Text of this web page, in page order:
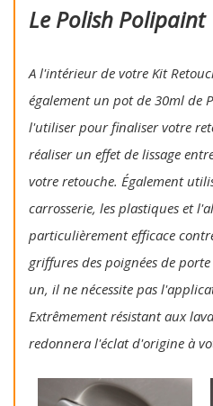
Le Polish Polipaint
A l'intérieur de votre Kit
également un pot de 30ml de
l'utiliser pour finaliser votre
réaliser un effet de lissage
votre retouche. Également
carrosserie, les plastiques et
particulièrement efficace
griffures des poignées de
un, il ne nécessite pas
Extrêmement résistant aux
redonnera l'éclat d'origine à